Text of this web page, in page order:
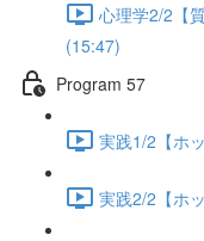
心理学2/2【
(15:47)
Program 57
実践1/2【ホ
実践2/2【ホ